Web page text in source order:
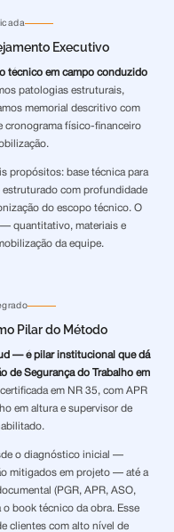
Executivo
técnico em campo conduzido
patologias estruturais,
memorial descritivo com
cronograma físico-financeiro
propósitos: base técnica para
estruturado com profundidade
do escopo técnico. O
quantitativo, materiais e
da equipe.
Pilar do Método
— é pilar institucional que dá
de Segurança do Trabalho em
em NR 35, com APR
em altura e supervisor de
o diagnóstico inicial —
mitigados em projeto — até a
(PGR, APR, ASO,
book técnico da obra. Esse
clientes com alto nível de